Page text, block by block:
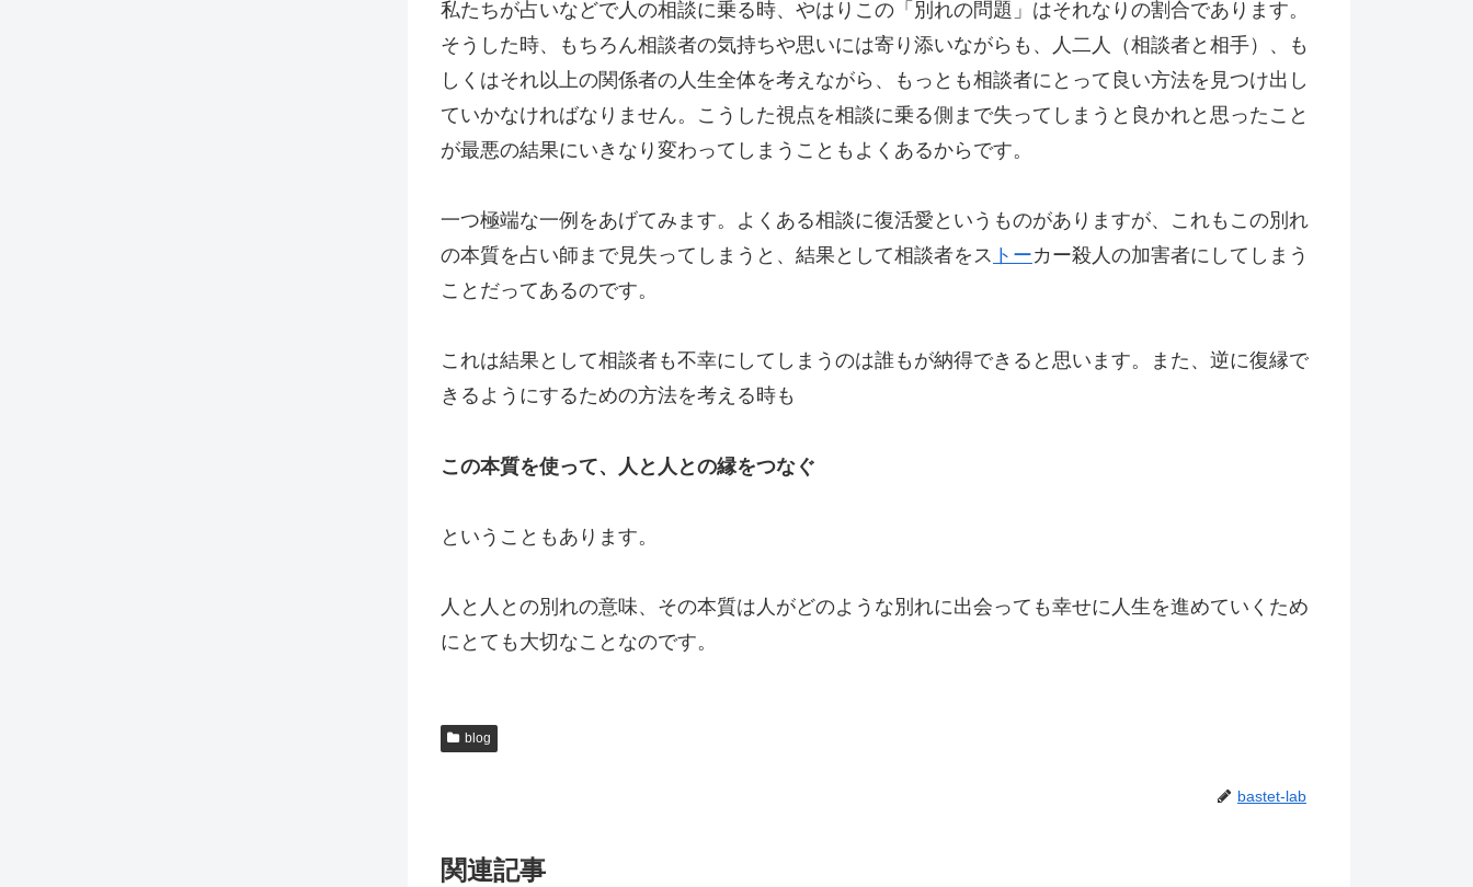
私たちが占いなどで人の相談に乗る時、やはりこの「別れの問題」はそれなりの割合であります。
そうした時、もちろん相談者の気持ちや思いには寄り添いながらも、人二人（相談者と相手）、も
しくはそれ以上の関係者の人生全体を考えながら、もっとも相談者にとって良い方法を見つけ出し
ていかなければなりません。こうした視点を相談に乗る側まで失ってしまうと良かれと思ったこと
が最悪の結果にいきなり変わってしまうこともよくあるからです。
一つ極端な一例をあげてみます。よくある相談に復活愛というものがありますが、これもこの別れ
の本質を占い師まで見失ってしまうと、結果として相談者をス トーカー殺人の加害者にしてしまう
ことだってあるのです。
これは結果として相談者も不幸にしてしまうのは誰もが納得できると思います。また、逆に復縁で
きるようにするための方法を考える時も
この本質を使って、人と人との縁をつなぐ
ということもあります。
人と人との別れの意味、その本質は人がどのような別れに出会っても幸せに人生を進めていくため
にとても大切なことなのです。
blog
bastet-lab
関連記事